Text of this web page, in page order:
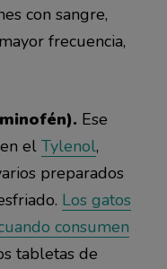
con sangre,
frecuencia,
Ese
el Tylenol,
preparados
Los gatos
consumen
tabletas de